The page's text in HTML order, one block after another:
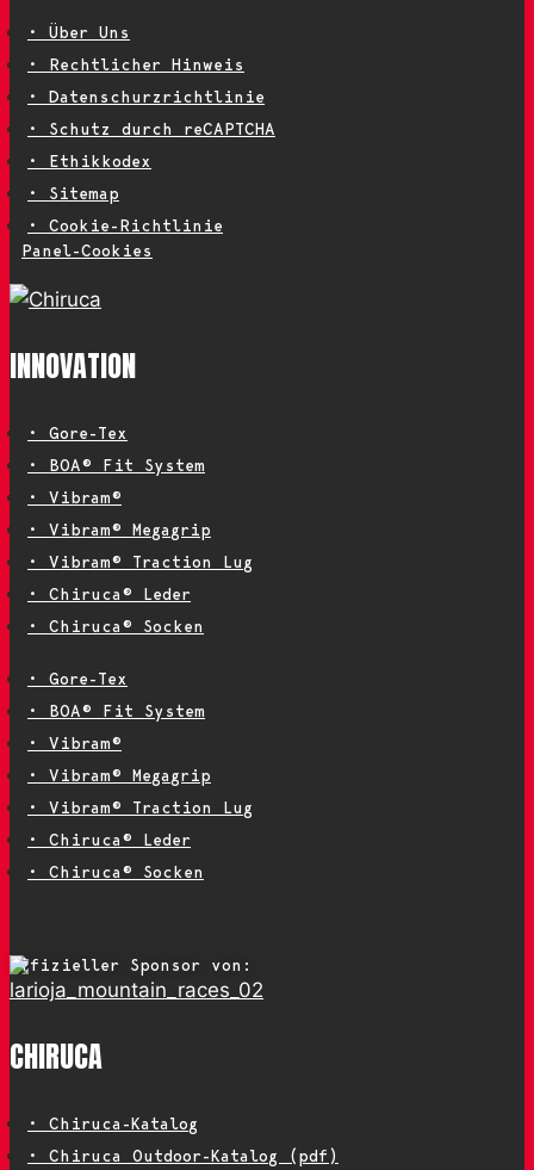
• Über Uns
• Rechtlicher Hinweis
• Datenschurzrichtlinie
• Schutz durch reCAPTCHA
• Ethikkodex
• Sitemap
• Cookie-Richtlinie
Panel-Cookies
INNOVATION
• Gore-Tex
• BOA® Fit System
• Vibram®
• Vibram® Megagrip
• Vibram® Traction Lug
• Chiruca® Leder
• Chiruca® Socken
• Gore-Tex
• BOA® Fit System
• Vibram®
• Vibram® Megagrip
• Vibram® Traction Lug
• Chiruca® Leder
• Chiruca® Socken
Offizieller Sponsor von:
CHIRUCA
• Chiruca-Katalog
• Chiruca Outdoor-Katalog (pdf)